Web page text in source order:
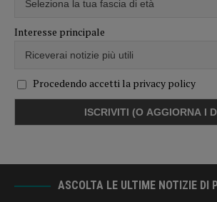
Interesse principale
Procedendo accetti la privacy policy
ASCOLTA LE ULTIME NOTIZIE DI